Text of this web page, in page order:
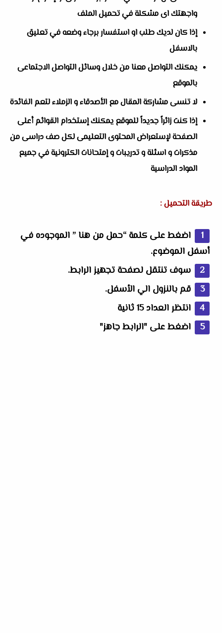
واجهتك اى مشكلة في تحميل الملف
إذا كان لديك طلب او استفسار برجاء وضعه في تعليق
بالاسفل
يمكنك التواصل معنا من خلال وسائل التواصل الاجتماعى
بالموقع
لا تنسى مشاركة المقال مع الأصدقاء و الزملاء لتعم الفائدة
إذا كنت زائراً جديداً للموقع يمكنك إستخدام القوائم أعلى
الصفحة لإستعراض المحتوى التعليمى لكل صف دراسى من
مذكرات و اسئلة و تدريبات و إمتحانات الكترونية في جميع
المواد الدراسية
طريقة التحميل :
اضغط على كلمة “حمل من هنا ” الموجوده في
أسفل الموضوع.
سوف تنتقل لصفحة تجهيز الرابط.
قم بالنزول الي الأسفل.
انتظر العداد 15 ثانية
اضغط على "الرابط جاهز"